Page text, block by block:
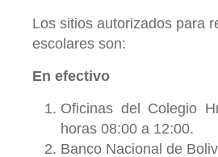
Los sitios autorizados para
escolares son:
En efectivo
Oficinas del Colegio
horas 08:00 a 12:00.
Banco Nacional de